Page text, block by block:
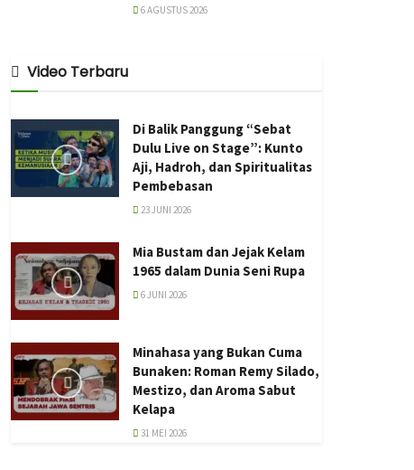
6 AGUSTUS 2026
Video Terbaru
Di Balik Panggung “Sebat
Dulu Live on Stage”: Kunto
Aji, Hadroh, dan Spiritualitas
Pembebasan
23 JUNI 2026
Mia Bustam dan Jejak Kelam
1965 dalam Dunia Seni Rupa
6 JUNI 2026
Minahasa yang Bukan Cuma
Bunaken: Roman Remy Silado,
Mestizo, dan Aroma Sabut
Kelapa
31 MEI 2026